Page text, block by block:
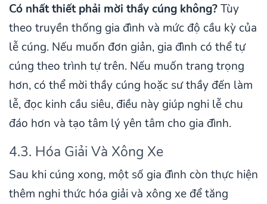
Có nhất thiết phải mời thầy cúng không?Tùy
theo truyền thống gia đình và mức độ cầu kỳ của
lễ cúng. Nếu muốn đơn giản, gia đình có thể tự
cúng theo trình tự trên. Nếu muốn trang trọng
hơn, có thể mời thầy cúng hoặc sư thầy đến làm
lễ, đọc kinh cầu siêu, điều này giúp nghi lễ chu
đáo hơn và tạo tâm lý yên tâm cho gia đình.
4.3. Hóa Giải Và Xông Xe
Sau khi cúng xong, một số gia đình còn thực hiện
thêm nghi thức hóa giải và xông xe để tăng